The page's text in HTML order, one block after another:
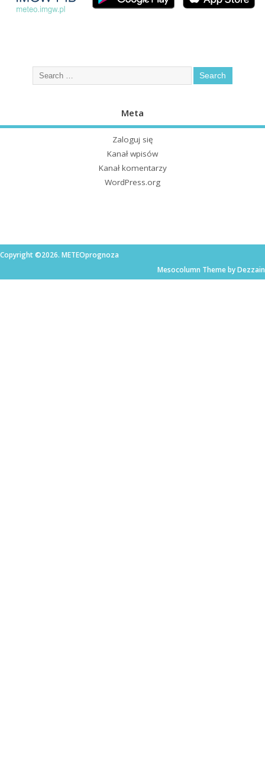
Meta
Zaloguj się
Kanał wpisów
Kanał komentarzy
WordPress.org
Copyright ©2026. METEOprognoza
Mesocolumn Theme by Dezzain